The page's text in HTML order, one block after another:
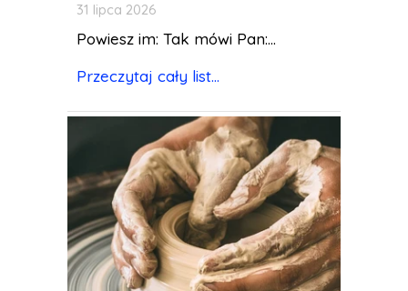
31 lipca 2026
Powiesz im: Tak mówi Pan:...
Przeczytaj cały list...